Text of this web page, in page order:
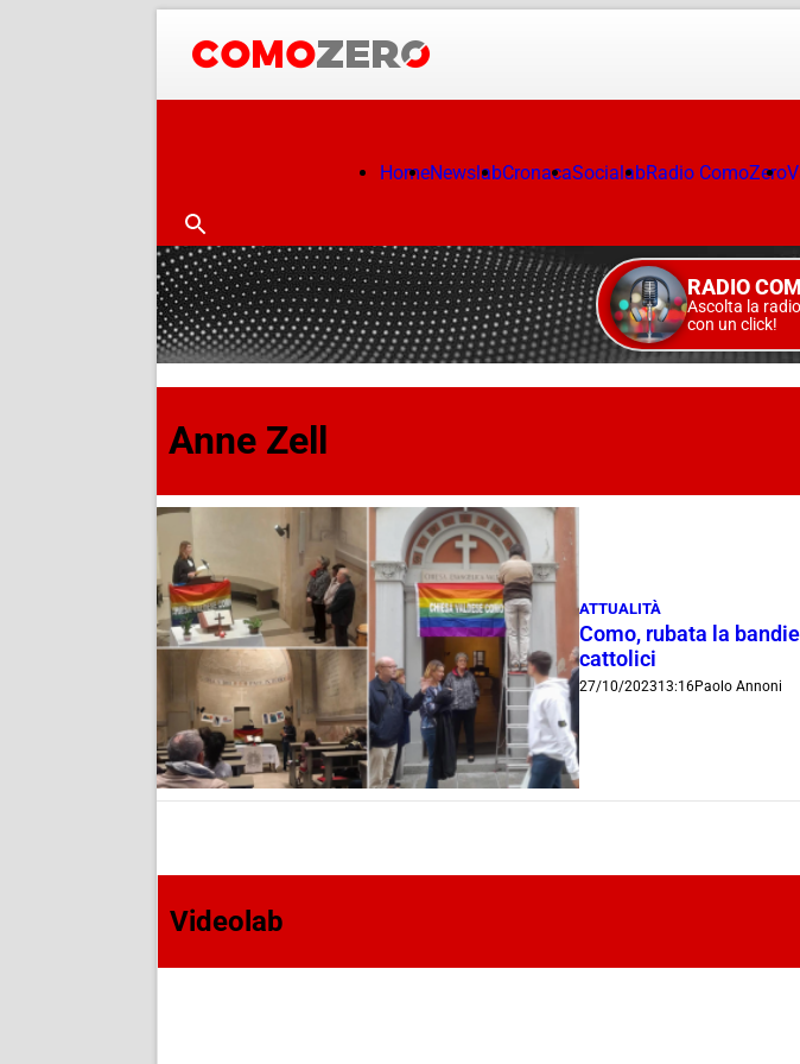
HomeNewslabCronacaSocialabRadio ComoZero
RADIO
Ascolta la radio
con un click!
Anne Zell
ATTUALITÀ
Como, rubata la
cattolici
27/10/202313:16Paolo Annoni
Videolab